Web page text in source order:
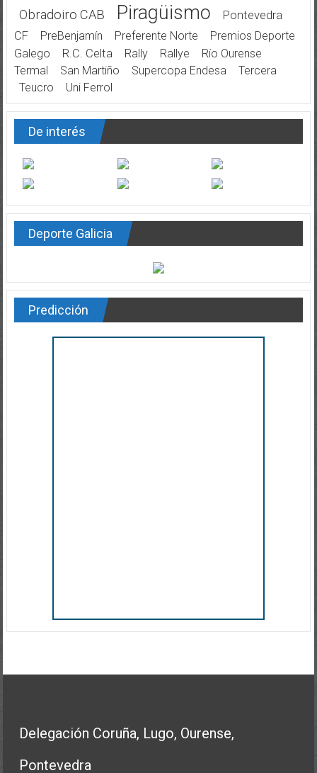
Obradoiro CAB Piragüismo
Pontevedra
CF
PreBenjamín Preferente Norte
Premios Deporte
Galego
R.C. Celta Rally Rallye
Río Ourense
Termal
San Martiño Supercopa Endesa
Tercera
Teucro
Uni Ferrol
De interés
Deporte Galicia
Predicción
Delegación Coruña, Lugo, Ourense,
Pontevedra